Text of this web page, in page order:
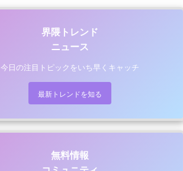
界隈トレンド
ニュース
今日の注目トピックをいち早くキャッチ
最新トレンドを知る
無料情報
コミュニティ